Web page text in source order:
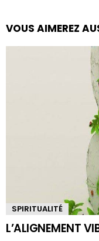
VOUS AIMEREZ
SPIRITUALITÉ
L’ALIGNEMENT